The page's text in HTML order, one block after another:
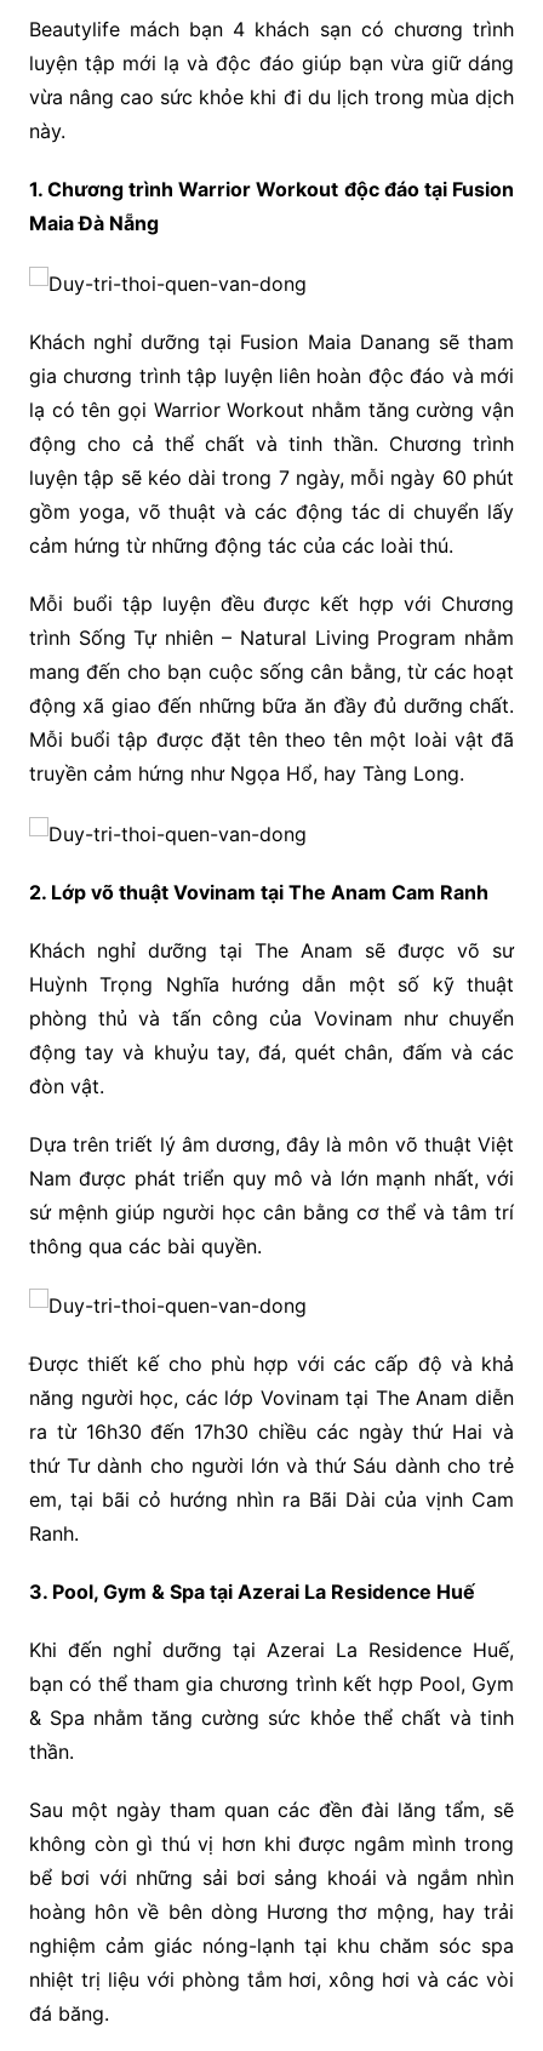
Beautylife mách bạn 4 khách sạn có chương trình
luyện tập mới lạ và độc đáo giúp bạn vừa giữ dáng
vừa nâng cao sức khỏe khi đi du lịch trong mùa dịch
này.
1. Chương trình Warrior Workout độc đáo tại Fusion
Maia Đà Nẵng
Khách nghỉ dưỡng tại Fusion Maia Danang sẽ tham
gia chương trình tập luyện liên hoàn độc đáo và mới
lạ có tên gọi Warrior Workout nhằm tăng cường vận
động cho cả thể chất và tinh thần. Chương trình
luyện tập sẽ kéo dài trong 7 ngày, mỗi ngày 60 phút
gồm yoga, võ thuật và các động tác di chuyển lấy
cảm hứng từ những động tác của các loài thú.
Mỗi buổi tập luyện đều được kết hợp với Chương
trình Sống Tự nhiên – Natural Living Program nhằm
mang đến cho bạn cuộc sống cân bằng, từ các hoạt
động xã giao đến những bữa ăn đầy đủ dưỡng chất.
Mỗi buổi tập được đặt tên theo tên một loài vật đã
truyền cảm hứng như Ngọa Hổ, hay Tàng Long.
2. Lớp võ thuật Vovinam tại The Anam Cam Ranh
Khách nghỉ dưỡng tại The Anam sẽ được võ sư
Huỳnh Trọng Nghĩa hướng dẫn một số kỹ thuật
phòng thủ và tấn công của Vovinam như chuyển
động tay và khuỷu tay, đá, quét chân, đấm và các
đòn vật.
Dựa trên triết lý âm dương, đây là môn võ thuật Việt
Nam được phát triển quy mô và lớn mạnh nhất, với
sứ mệnh giúp người học cân bằng cơ thể và tâm trí
thông qua các bài quyền.
Được thiết kế cho phù hợp với các cấp độ và khả
năng người học, các lớp Vovinam tại The Anam diễn
ra từ 16h30 đến 17h30 chiều các ngày thứ Hai và
thứ Tư dành cho người lớn và thứ Sáu dành cho trẻ
em, tại bãi cỏ hướng nhìn ra Bãi Dài của vịnh Cam
Ranh.
3. Pool, Gym & Spa tại Azerai La Residence Huế
Khi đến nghỉ dưỡng tại Azerai La Residence Huế,
bạn có thể tham gia chương trình kết hợp Pool, Gym
& Spa nhằm tăng cường sức khỏe thể chất và tinh
thần.
Sau một ngày tham quan các đền đài lăng tẩm, sẽ
không còn gì thú vị hơn khi được ngâm mình trong
bể bơi với những sải bơi sảng khoái và ngắm nhìn
hoàng hôn về bên dòng Hương thơ mộng, hay trải
nghiệm cảm giác nóng-lạnh tại khu chăm sóc spa
nhiệt trị liệu với phòng tắm hơi, xông hơi và các vòi
đá băng.